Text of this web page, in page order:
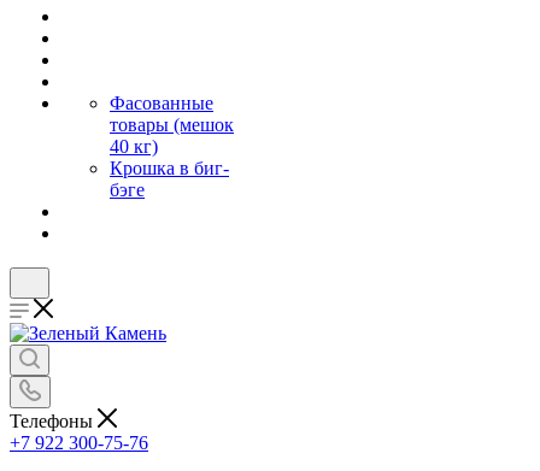
Фасованные
товары (мешок
40 кг)
Крошка в биг-
бэге
Телефоны
+7 922 300-75-76